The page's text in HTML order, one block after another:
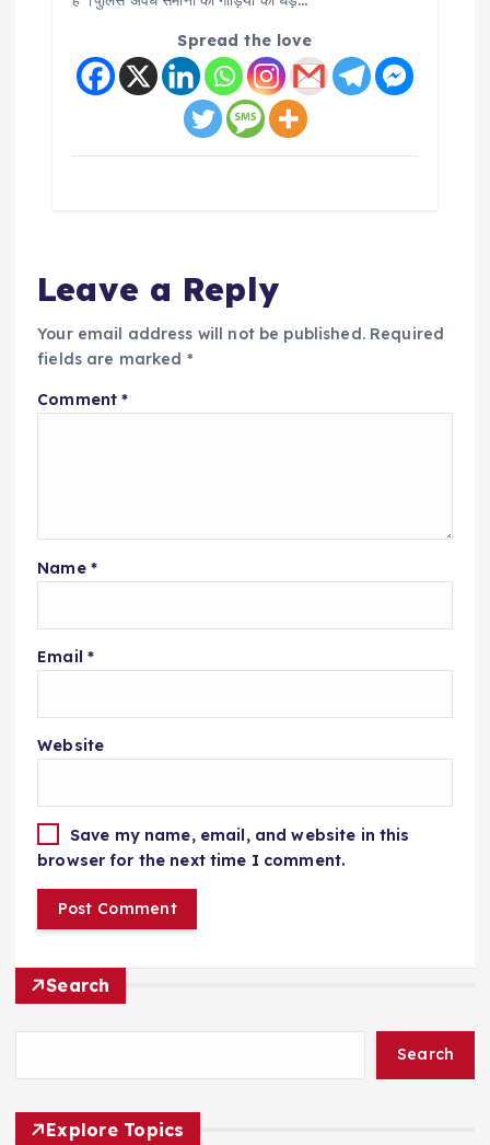
Spread the love
Leave a Reply
Your email address will not be published. Required
fields are marked *
Comment*
Name *
Email *
Website
Save my name, email, and website in this
browser for the next time I comment.
Search
Search
Explore Topics